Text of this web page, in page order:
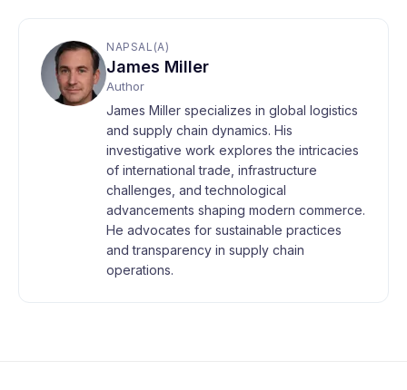
NAPSAL(A)
James Miller
Author
James Miller specializes in global logistics
and supply chain dynamics. His
investigative work explores the intricacies
of international trade, infrastructure
challenges, and technological
advancements shaping modern commerce.
He advocates for sustainable practices
and transparency in supply chain
operations.